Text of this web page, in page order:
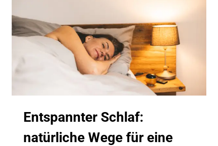
Entspannter Schlaf:
natürliche Wege für eine